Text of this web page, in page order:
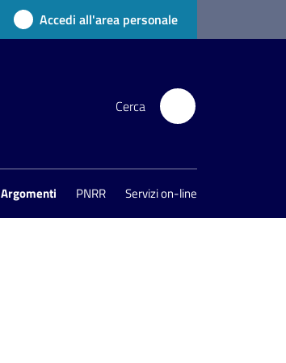
Accedi all'area personale
Cerca
Argomenti PNRR Servizi on-line